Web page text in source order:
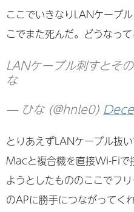
ここでいきなりLANケーブ
こでまた死んだ。どうなって
LANケーブル刺すとそ
な
— ひな (@hnle0)
とりあえずLANケーブル抜
Macと複合機を直接Wi-Fiで
ようとしたもののここでフ
のAPに勝手につながってくれ